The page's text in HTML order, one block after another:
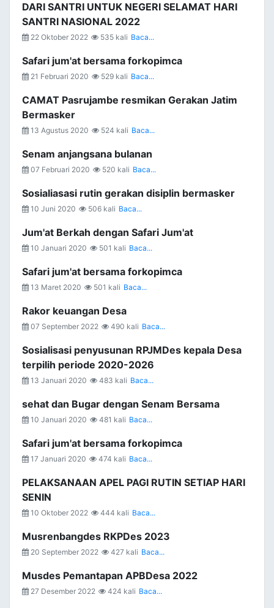
DARI SANTRI UNTUK NEGERI SELAMAT HARI
SANTRI NASIONAL 2022
22 Oktober 2022 535 kali Baca...
Safari jum'at bersama forkopimca
21 Februari 2020 529 kali Baca...
CAMAT Pasrujambe resmikan Gerakan Jatim
Bermasker
13 Agustus 2020 524 kali Baca...
Senam anjangsana bulanan
07 Februari 2020 520 kali Baca...
Sosialiasasi rutin gerakan disiplin bermasker
10 Juni 2020 506 kali Baca...
Jum'at Berkah dengan Safari Jum'at
10 Januari 2020 501 kali Baca...
Safari jum'at bersama forkopimca
13 Maret 2020 501 kali Baca...
Rakor keuangan Desa
07 September 2022 490 kali Baca...
Sosialisasi penyusunan RPJMDes kepala Desa
terpilih periode 2020-2026
13 Januari 2020 483 kali Baca...
sehat dan Bugar dengan Senam Bersama
10 Januari 2020 481 kali Baca...
Safari jum'at bersama forkopimca
17 Januari 2020 474 kali Baca...
PELAKSANAAN APEL PAGI RUTIN SETIAP HARI
SENIN
10 Oktober 2022 444 kali Baca...
Musrenbangdes RKPDes 2023
20 September 2022 427 kali Baca...
Musdes Pemantapan APBDesa 2022
27 Desember 2022 424 kali Baca...